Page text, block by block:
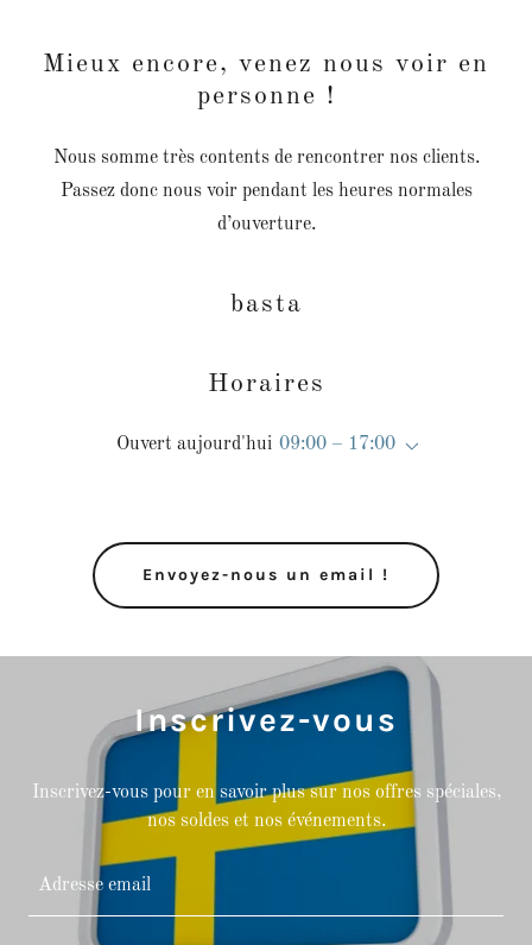
Mieux encore, venez nous voir en
personne !
Nous somme très contents de rencontrer nos clients.
Passez donc nous voir pendant les heures normales
d’ouverture.
basta
Horaires
Ouvert aujourd'hui 09:00 – 17:00
Envoyez-nous un email !
Inscrivez-vous
Inscrivez-vous pour en savoir plus sur nos offres spéciales,
nos soldes et nos événements.
Adresse email